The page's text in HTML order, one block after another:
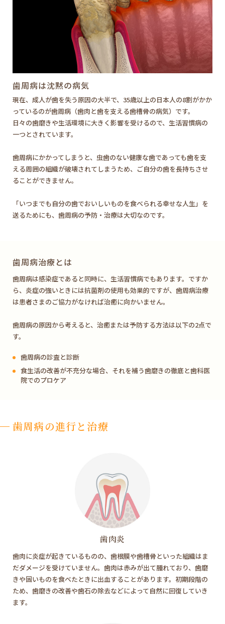
歯周病は沈黙の病気
現在、成人が歯を失う原因の大半で、35歳以上の日本人の8割がかか
っているのが歯周病（歯肉と歯を支える歯槽骨の病気）です。
日々の歯磨きや生活環境に大きく影響を受けるので、生活習慣病の
一つとされています。
歯周病にかかってしまうと、虫歯のない健康な歯であっても歯を支
える周囲の組織が破壊されてしまうため、ご自分の歯を長持ちさせ
ることができません。
「いつまでも自分の歯でおいしいものを食べられる幸せな人生」を
送るためにも、歯周病の予防・治療は大切なのです。
歯周病治療とは
歯周病は感染症であると同時に、生活習慣病でもあります。ですか
ら、炎症の強いときには抗菌剤の使用も効果的ですが、歯周病治療
は患者さまのご協力がなければ治癒に向かいません。
歯周病の原因から考えると、治癒または予防する方法は以下の2点で
す。
歯周病の診査と診断
食生活の改善が不充分な場合、それを補う歯磨きの徹底と歯科医
院でのプロケア
歯周病の進行と治療
歯肉炎
歯肉に炎症が起きているものの、歯根膜や歯槽骨といった組織はま
だダメージを受けていません。歯肉は赤みが出て腫れており、歯磨
きや固いものを食べたときに出血することがあります。初期段階の
ため、歯磨きの改善や歯石の除去などによって自然に回復していき
ます。